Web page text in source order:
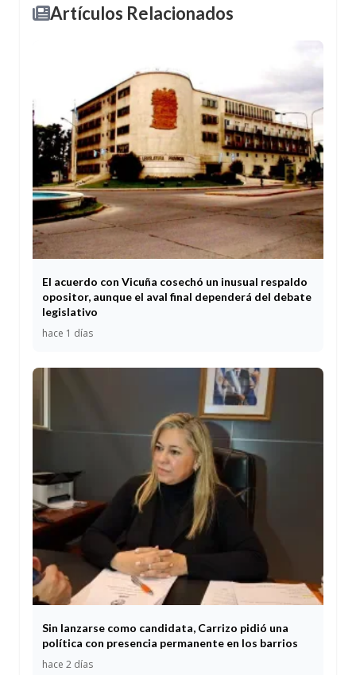
Artículos Relacionados
El acuerdo con Vicuña cosechó un inusual respaldo
opositor, aunque el aval final dependerá del debate
legislativo
hace 1 días
Sin lanzarse como candidata, Carrizo pidió una
política con presencia permanente en los barrios
hace 2 días